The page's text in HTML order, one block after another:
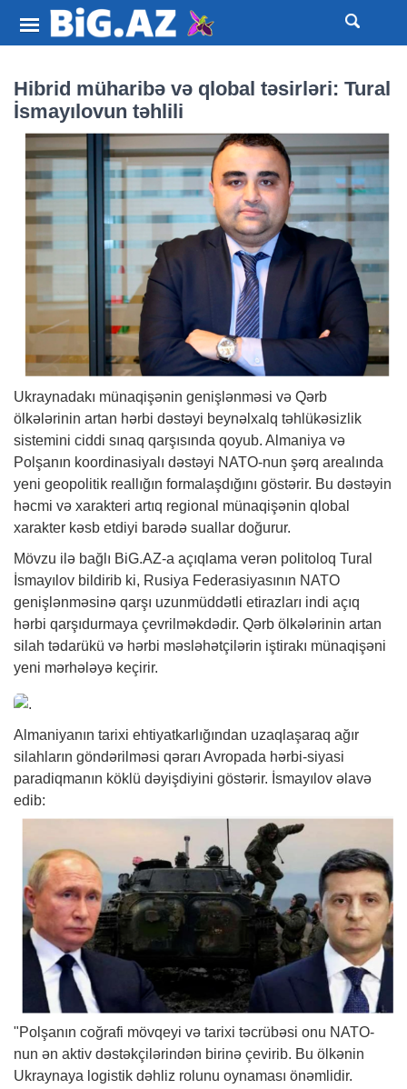
Hibrid müharibə və qlobal təsirləri: Tural
İsmayılovun təhlili
Ukraynadakı münaqişənin genişlənməsi və Qərb
ölkələrinin artan hərbi dəstəyi beynəlxalq təhlükəsizlik
sistemini ciddi sınaq qarşısında qoyub. Almaniya və
Polşanın koordinasiyalı dəstəyi NATO-nun şərq arealında
yeni geopolitik reallığın formalaşdığını göstərir. Bu dəstəyin
həcmi və xarakteri artıq regional münaqişənin qlobal
xarakter kəsb etdiyi barədə suallar doğurur.
Mövzu ilə bağlı BiG.AZ-a açıqlama verən politoloq Tural
İsmayılov bildirib ki, Rusiya Federasiyasının NATO
genişlənməsinə qarşı uzunmüddətli etirazları indi açıq
hərbi qarşıdurmaya çevrilməkdədir. Qərb ölkələrinin artan
silah tədarükü və hərbi məsləhətçilərin iştirakı münaqişəni
yeni mərhələyə keçirir.
Almaniyanın tarixi ehtiyatkarlığından uzaqlaşaraq ağır
silahların göndərilməsi qərarı Avropada hərbi-siyasi
paradiqmanın köklü dəyişdiyini göstərir. İsmayılov əlavə
edib:
"Polşanın coğrafi mövqeyi və tarixi təcrübəsi onu NATO-
nun ən aktiv dəstəkçilərindən birinə çevirib. Bu ölkənin
Ukraynaya logistik dəhliz rolunu oynaması önəmlidir.